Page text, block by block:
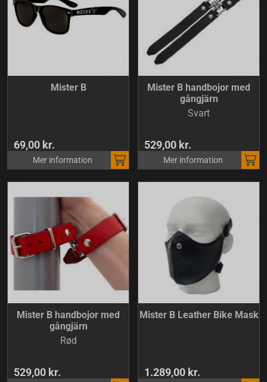
Mister B
69,00 kr.
Mer information
Mister B handbojor med
gångjärn
Svart
529,00 kr.
Mer information
Mister B handbojor med
gångjärn
Rød
529,00 kr.
Mister B Leather Bike Mask
1.289,00 kr.